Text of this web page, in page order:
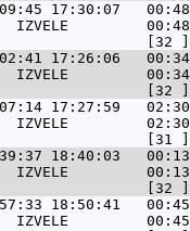
17:30:07
IZVELE
17:26:06
IZVELE
17:27:59   02:30
IZVELE
18:40:03   00:13
IZVELE
18:50:41   00:45
IZVELE